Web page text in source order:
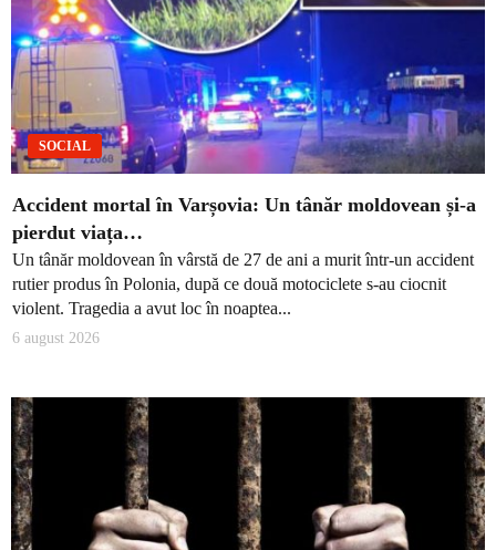
SOCIAL
Accident mortal în Varșovia: Un tânăr moldovean și-a
pierdut viața…
Un tânăr moldovean în vârstă de 27 de ani a murit într-un accident
rutier produs în Polonia, după ce două motociclete s-au ciocnit
violent. Tragedia a avut loc în noaptea...
6 august 2026